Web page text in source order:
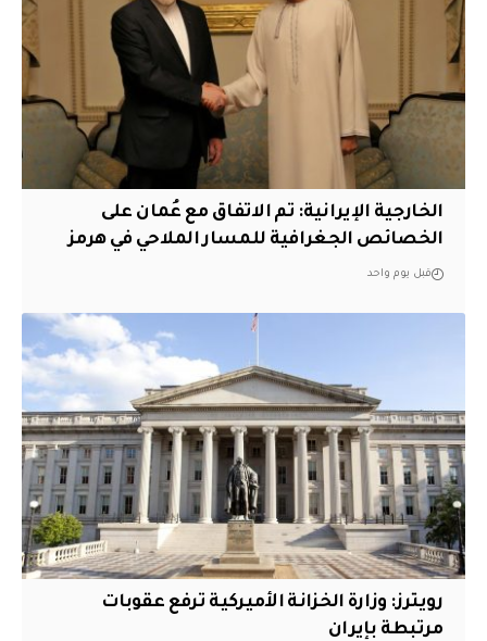
‏الخارجية الإيرانية: تم الاتفاق مع عُمان على
الخصائص الجغرافية للمسار الملاحي في هرمز
قبل يوم واحد
‏رويترز: وزارة الخزانة الأميركية ترفع عقوبات
مرتبطة بإيران